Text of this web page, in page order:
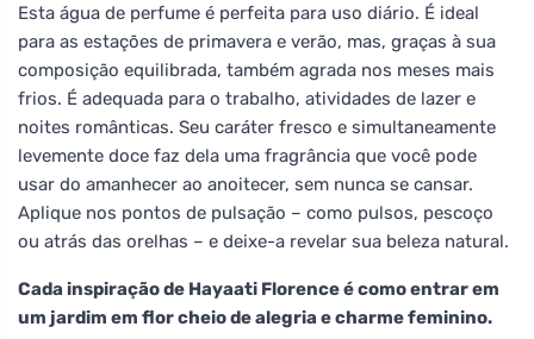
Esta água de perfume é perfeita para uso diário. É ideal
para as estações de primavera e verão, mas, graças à sua
composição equilibrada, também agrada nos meses mais
frios. É adequada para o trabalho, atividades de lazer e
noites românticas. Seu caráter fresco e simultaneamente
levemente doce faz dela uma fragrância que você pode
usar do amanhecer ao anoitecer, sem nunca se cansar.
Aplique nos pontos de pulsação – como pulsos, pescoço
ou atrás das orelhas – e deixe-a revelar sua beleza natural.
Cada inspiração de Hayaati Florence é como entrar em
um jardim em flor cheio de alegria e charme feminino.